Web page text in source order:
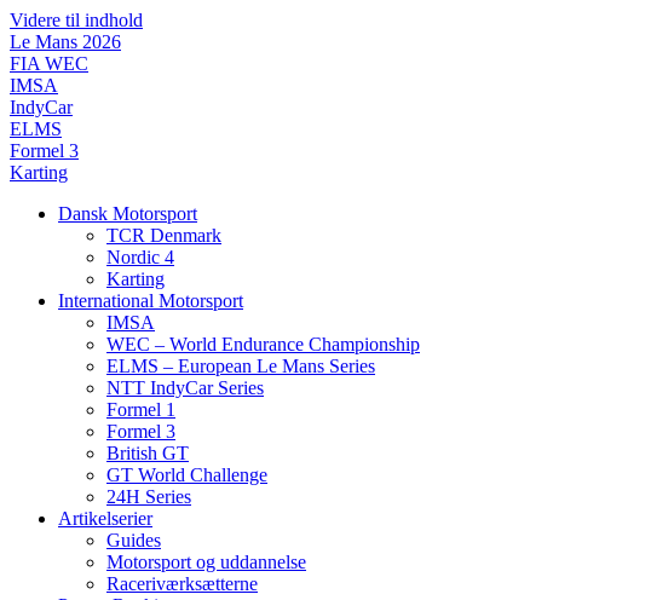
Videre til indhold
Le Mans 2026
FIA WEC
IMSA
IndyCar
ELMS
Formel 3
Karting
Dansk Motorsport
TCR Denmark
Nordic 4
Karting
International Motorsport
IMSA
WEC – World Endurance Championship
ELMS – European Le Mans Series
NTT IndyCar Series
Formel 1
Formel 3
British GT
GT World Challenge
24H Series
Artikelserier
Guides
Motorsport og uddannelse
Raceriværksætterne